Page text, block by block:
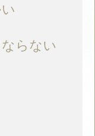
らない